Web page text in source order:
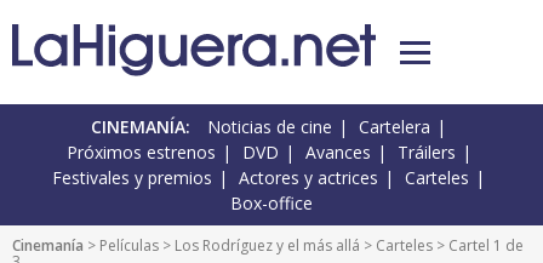
CINEMANÍA: Noticias de cine
Cartelera
Próximos estrenos
DVD Avances
Tráilers
Festivales y premios
Actores y actrices
Carteles
Box-office
Cinemanía > Películas > Los Rodríguez y el más allá > Carteles > Cartel 1 de